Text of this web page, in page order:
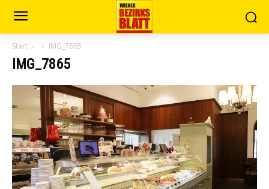
Start IMG_7865
IMG_7865